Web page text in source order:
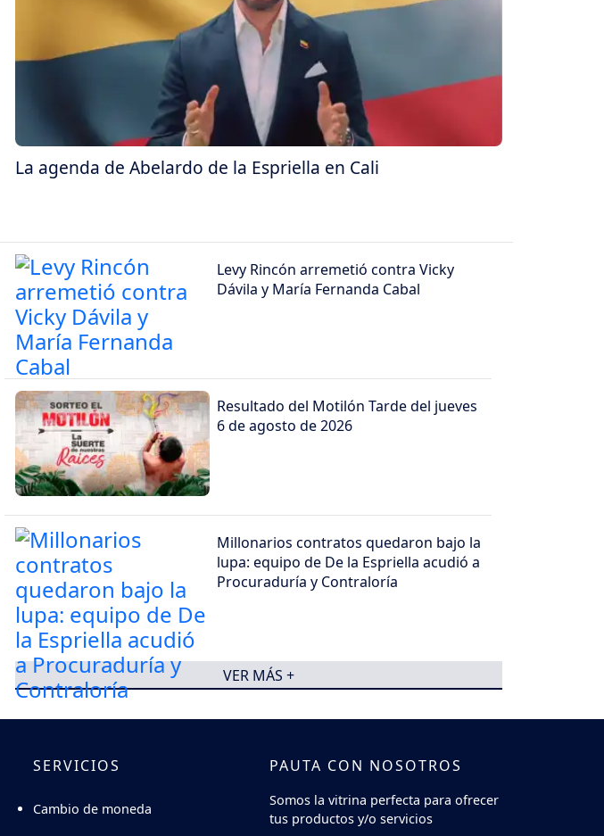
La agenda de Abelardo de la Espriella en Cali
Levy Rincón arremetió contra Vicky
Dávila y María Fernanda Cabal
Resultado del Motilón Tarde del jueves
6 de agosto de 2026
Millonarios contratos quedaron bajo la
lupa: equipo de De la Espriella acudió a
Procuraduría y Contraloría
VER MÁS +
SERVICIOS
Cambio de moneda
PAUTA CON NOSOTROS
Somos la vitrina perfecta para ofrecer
tus productos y/o servicios